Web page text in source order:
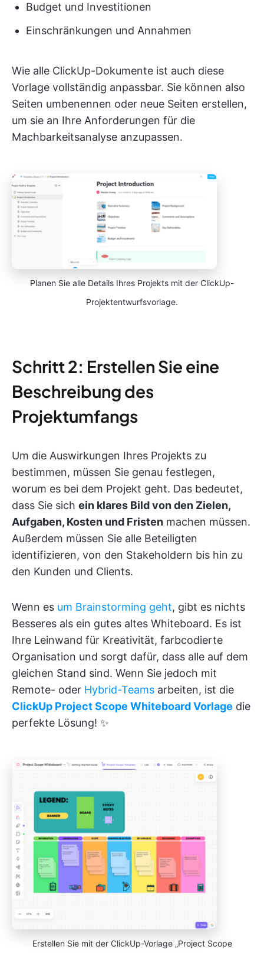
Budget und Investitionen
Einschränkungen und Annahmen
Wie alle ClickUp-Dokumente ist auch diese
Vorlage vollständig anpassbar. Sie können also
Seiten umbenennen oder neue Seiten erstellen,
um sie an Ihre Anforderungen für die
Machbarkeitsanalyse anzupassen.
Planen Sie alle Details Ihres Projekts mit der ClickUp-
Projektentwurfsvorlage.
Schritt 2: Erstellen Sie eine
Beschreibung des
Projektumfangs
Um die Auswirkungen Ihres Projekts zu
bestimmen, müssen Sie genau festlegen,
worum es bei dem Projekt geht. Das bedeutet,
dass Sie sich ein klares Bild von den Zielen,
Aufgaben, Kosten und Fristen machen müssen.
Außerdem müssen Sie alle Beteiligten
identifizieren, von den Stakeholdern bis hin zu
den Kunden und Clients.
Wenn es um Brainstorming geht, gibt es nichts
Besseres als ein gutes altes Whiteboard. Es ist
Ihre Leinwand für Kreativität, farbcodierte
Organisation und sorgt dafür, dass alle auf dem
gleichen Stand sind. Wenn Sie jedoch mit
Remote- oder Hybrid-Teams arbeiten, ist die
ClickUp Project Scope Whiteboard Vorlage die
perfekte Lösung! ✨
Erstellen Sie mit der ClickUp-Vorlage „Project Scope